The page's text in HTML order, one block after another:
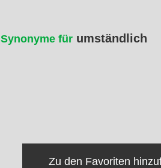
Synonyme für umständlich
Zu den Favoriten